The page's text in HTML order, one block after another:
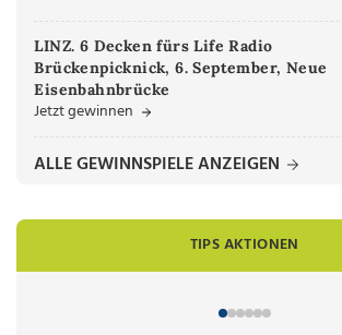
LINZ. 6 Decken fürs Life Radio
Brückenpicknick, 6. September, Neue
Eisenbahnbrücke
Jetzt gewinnen
ALLE GEWINNSPIELE ANZEIGEN
TIPS AKTIONEN